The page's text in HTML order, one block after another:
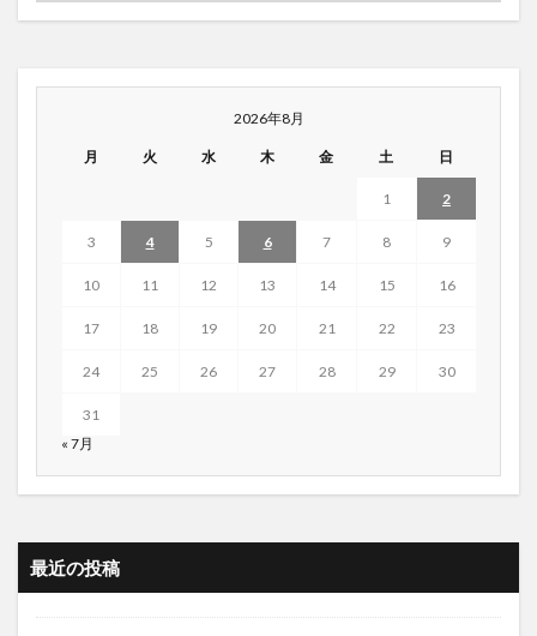
2026年8月
月 火 水 木 金 土 日
1 2
3 4 5 6 7 8 9
10 11 12 13 14 15 16
17 18 19 20 21 22 23
24 25 26 27 28 29 30
31
« 7月
最近の投稿